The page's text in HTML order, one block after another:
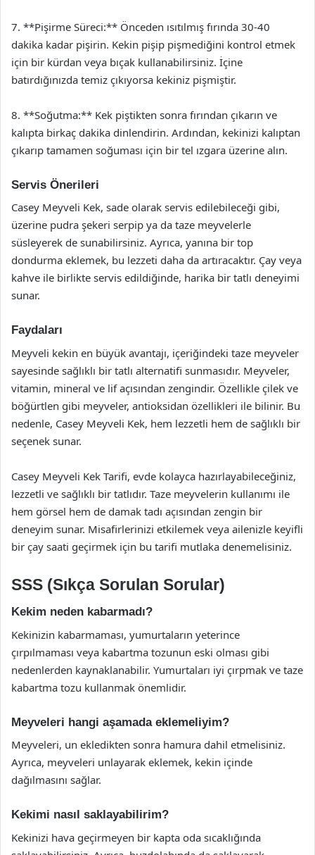
7. **Pişirme Süreci:** Önceden ısıtılmış fırında 30-40
dakika kadar pişirin. Kekin pişip pişmediğini kontrol etmek
için bir kürdan veya bıçak kullanabilirsiniz. İçine
batırdığınızda temiz çıkıyorsa kekiniz pişmiştir.
8. **Soğutma:** Kek piştikten sonra fırından çıkarın ve
kalıpta birkaç dakika dinlendirin. Ardından, kekinizi kalıptan
çıkarıp tamamen soğuması için bir tel ızgara üzerine alın.
Servis Önerileri
Casey Meyveli Kek, sade olarak servis edilebileceği gibi,
üzerine pudra şekeri serpip ya da taze meyvelerle
süsleyerek de sunabilirsiniz. Ayrıca, yanına bir top
dondurma eklemek, bu lezzeti daha da artıracaktır. Çay veya
kahve ile birlikte servis edildiğinde, harika bir tatlı deneyimi
sunar.
Faydaları
Meyveli kekin en büyük avantajı, içeriğindeki taze meyveler
sayesinde sağlıklı bir tatlı alternatifi sunmasıdır. Meyveler,
vitamin, mineral ve lif açısından zengindir. Özellikle çilek ve
böğürtlen gibi meyveler, antioksidan özellikleri ile bilinir. Bu
nedenle, Casey Meyveli Kek, hem lezzetli hem de sağlıklı bir
seçenek sunar.
Casey Meyveli Kek Tarifi, evde kolayca hazırlayabileceğiniz,
lezzetli ve sağlıklı bir tatlıdır. Taze meyvelerin kullanımı ile
hem görsel hem de damak tadı açısından zengin bir
deneyim sunar. Misafirlerinizi etkilemek veya ailenizle keyifli
bir çay saati geçirmek için bu tarifi mutlaka denemelisiniz.
SSS (Sıkça Sorulan Sorular)
Kekim neden kabarmadı?
Kekinizin kabarmaması, yumurtaların yeterince
çırpılmaması veya kabartma tozunun eski olması gibi
nedenlerden kaynaklanabilir. Yumurtaları iyi çırpmak ve taze
kabartma tozu kullanmak önemlidir.
Meyveleri hangi aşamada eklemeliyim?
Meyveleri, un ekledikten sonra hamura dahil etmelisiniz.
Ayrıca, meyveleri unlayarak eklemek, kekin içinde
dağılmasını sağlar.
Kekimi nasıl saklayabilirim?
Kekinizi hava geçirmeyen bir kapta oda sıcaklığında